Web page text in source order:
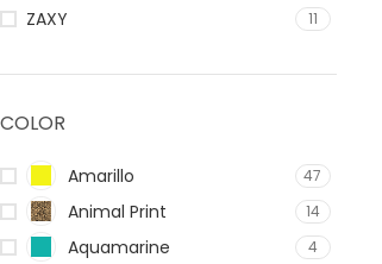
ZAXY 11
COLOR
Amarillo 47
Animal Print 14
Aquamarine 4